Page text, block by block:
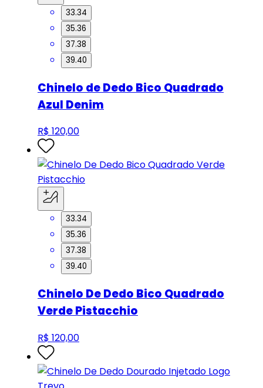
33.34
35.36
37.38
39.40
Chinelo de Dedo Bico Quadrado
Azul Denim
R$ 120,00
33.34
35.36
37.38
39.40
Chinelo De Dedo Bico Quadrado
Verde Pistacchio
R$ 120,00